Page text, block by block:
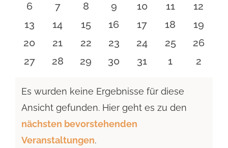
0
Veranstaltungen
6
0
Veranstaltungen
7
0
Veranstaltungen
8
0
Veranstaltungen
9
0
Veranstaltungen
10
0
11
0
12
0
Veranstaltungen
13
0
Veranstaltungen
14
0
Veranstaltungen
15
0
Veranstaltungen
16
0
Veranstaltungen
17
0
18
0
19
0
Veranstaltungen
20
0
Veranstaltungen
21
0
Veranstaltungen
22
0
Veranstaltungen
23
0
Veranstaltungen
24
0
25
0
26
0
27
0
28
0
29
0
30
0
31
0
1
0
2
Hinweis
Es wurden keine Ergebnisse für diese
Ansicht gefunden. Hier geht es zu den
nächsten bevorstehenden
Veranstaltungen.